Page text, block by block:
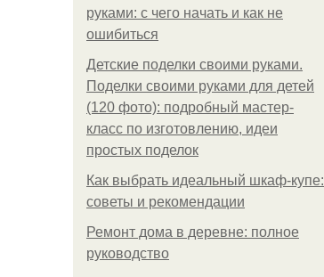
руками: с чего начать и как не
ошибиться
Детские поделки своими руками.
Поделки своими руками для детей
(120 фото): подробный мастер-
класс по изготовлению, идеи
простых поделок
Как выбрать идеальный шкаф-купе:
советы и рекомендации
Ремонт дома в деревне: полное
руководство